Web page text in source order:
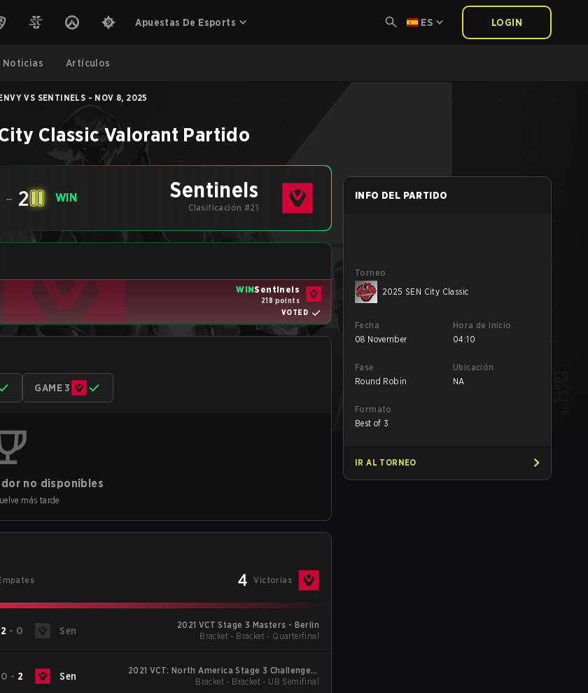
Apuestas De Esports ES LOGIN
Noticias Artículos
VS SENTINELS - NOV 8, 2025
ClassicValorant Partido
- 2 WIN Sentinels
Clasificación #21
WINSentinels
218 points
VOTED
GAME 3
no disponibles
más tarde
4 Victorias
2 - 0 Sen
2021 VCT Stage 3 Masters - Berlin
Bracket - Bracket - Quarterfinal
0 - 2 Sen
2021 VCT: North America Stage 3 Challengers
Playoffs
Bracket - Bracket - UB Semifinal
INFO DEL PARTIDO
Torneo
2025 SEN City Classic
Fecha
08 November
Hora de inicio
04:10
Fase
Round Robin
Ubicación
NA
Formato
Best of 3
IR AL TORNEO